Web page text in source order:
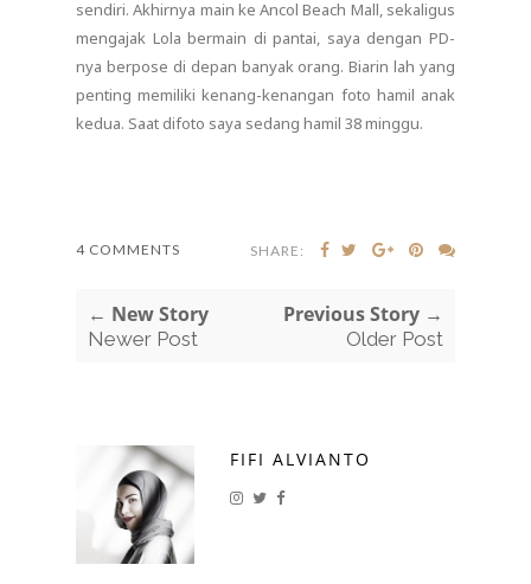
sendiri. Akhirnya main ke Ancol Beach Mall, sekaligus
mengajak Lola bermain di pantai, saya dengan PD-
nya berpose di depan banyak orang. Biarin lah yang
penting memiliki kenang-kenangan foto hamil anak
kedua. Saat difoto saya sedang hamil 38 minggu.
4 COMMENTS SHARE:
← New Story
Newer Post
Previous Story →
Older Post
FIFI ALVIANTO